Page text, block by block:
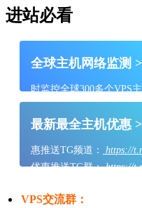
进站必看
全球主机网络监测
时监控全球300多个VPS
最新最全主机优惠
惠推送TG频道：
https://
优惠推送TG群：https://
VPS交流群：